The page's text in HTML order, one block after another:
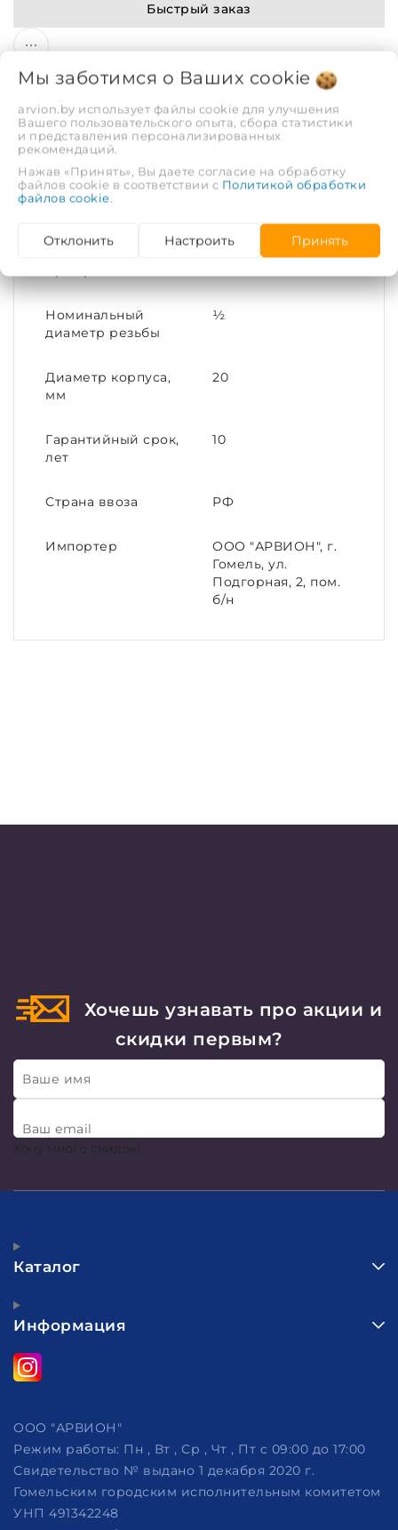
Быстрый заказ
Описание
ХАРАКТЕРИСТИКИ
Номинальный
диаметр резьбы
½
Диаметр корпуса,
мм
20
Гарантийный срок,
лет
10
Страна ввоза РФ
Импортер
ООО "АРВИОН", г.
Гомель, ул.
Подгорная, 2, пом.
б/н
Хочешь узнавать про акции и
скидки первым?
Ваше имя
Ваш email
Хочу много скидок!
Каталог
Информация
ООО "АРВИОН"
Режим работы: Пн , Вт , Ср , Чт , Пт c 09:00 до 17:00
Свидетельство № выдано 1 декабря 2020 г.
Гомельским городским исполнительным комитетом
УНП 491342248
Мы заботимся о Ваших cookie
arvion.by использует файлы cookie для улучшения
Вашего пользовательского опыта, сбора статистики
и представления персонализированных
рекомендаций.
Нажав «Принять», Вы даете согласие на обработку
файлов cookie в соответствии с Политикой обработки
файлов cookie.
Отклонить Настроить Принять